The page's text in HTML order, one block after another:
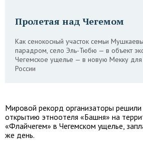
Пролетая над Чегемом
Как сенокосный участок семьи
парадром, село Эль-Тюбю — в объект
Чегемское ущелье — в новую Мекку для
России
Мировой рекорд организаторы решили
открытию этноотеля «Башня» на
«Флайчегем» в Чегемском ущелье,
же день.